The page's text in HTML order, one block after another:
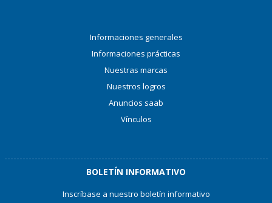
Informaciones generales
Informaciones prácticas
Nuestras marcas
Nuestros logros
Anuncios saab
Vínculos
BOLETÍN INFORMATIVO
Inscríbase a nuestro boletín informativo